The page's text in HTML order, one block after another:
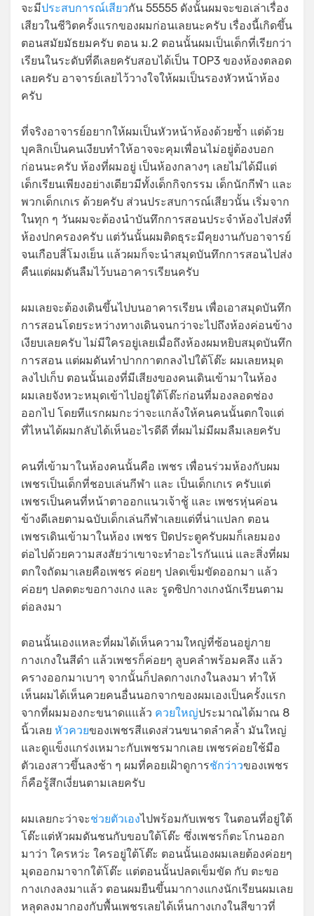
จะมีประสบการณ์เสียวกัน 55555 ดังนั้นผมจะขอเล่าเรื่อง
เสียวในชีวิตครั้งแรกของผมก่อนเลยนะครับ เรื่องนี้เกิดขึ้น
ตอนสมัยมัธยมครับ ตอน ม.2 ตอนนั้นผมเป็นเด็กที่เรียกว่า
เรียนในระดับที่ดีเลยครับสอบได้เป็น TOP3 ของห้องตลอด
เลยครับ อาจารย์เลยไว้วางใจให้ผมเป็นรองหัวหน้าห้อง
ครับ
ที่จริงอาจารย์อยากให้ผมเป็นหัวหน้าห้องด้วยซ้ำ แต่ด้วย
บุคลิกเป็นคนเงียบทำให้อาจจะคุมเพื่อนไม่อยู่ต้องบอก
ก่อนนะครับ ห้องที่ผมอยู่ เป็นห้องกลางๆ เลยไม่ได้มีแต่
เด็กเรียนเพียงอย่างเดียวมีทั้งเด็กกิจกรรม เด็กนักกีฬา และ
พวกเด็กเกเร ด้วยครับ ส่วนประสบการณ์เสียวนั้น เริ่มจาก
ในทุก ๆ วันผมจะต้องนำบันทึกการสอนประจำห้องไปส่งที่
ห้องปกครองครับ แต่วันนั้นผมติดธุระมีคุยงานกับอาจารย์
จนเกือบสี่โมงเย็น แล้วผมก็จะนำสมุดบันทึกการสอนไปส่ง
คืนแต่ผมดันลืมไว้บนอาคารเรียนครับ
ผมเลยจะต้องเดินขึ้นไปบนอาคารเรียน เพื่อเอาสมุดบันทึก
การสอนโดยระหว่างทางเดินจนกว่าจะไปถึงห้องค่อนข้าง
เงียบเลยครับ ไม่มีใครอยู่เลยเมื่อถึงห้องผมหยิบสมุดบันทึก
การสอน แต่ผมดันทำปากกาตกลงไปใต้โต๊ะ ผมเลยหมุด
ลงไปเก็บ ตอนนั้นเองที่มีเสียงของคนเดินเข้ามาในห้อง
ผมเลยจังหวะหมุดเข้าไปอยู่ใต้โต๊ะก่อนที่มองลอดช่อง
ออกไป โดยทีแรกผมกะว่าจะแกล้งให้คนคนนั้นตกใจแต่
ที่ไหนได้ผมกลับได้เห็นอะไรดีดี ที่ผมไม่มีผมลืมเลยครับ
คนที่เข้ามาในห้องคนนั้นคือ เพชร เพื่อนร่วมห้องกับผม
เพชรเป็นเด็กที่ชอบเล่นกีฬา และ เป็นเด็กเกเร ครับแต่
เพชรเป็นคนที่หน้าตาออกแนวเจ้าชู้ และ เพชรหุ่นค่อน
ข้างดีเลยตามฉบับเด็กเล่นกีฬาเลยแต่ที่น่าแปลก ตอน
เพชรเดินเข้ามาในห้อง เพชร ปิดประตูครับผมก็เลยมอง
ต่อไปด้วยความสงสัยว่าเขาจะทำอะไรกันแน่ และสิ่งที่ผม
ตกใจถัดมาเลยคือเพชร ค่อยๆ ปลดเข็มขัดออกมา แล้ว
ค่อยๆ ปลดตะขอกางเกง และ รูดซิปกางเกงนักเรียนตาม
ต่อลงมา
ตอนนั้นเองแหละที่ผมได้เห็นความใหญ่ที่ซ้อนอยู่ภาย
กางเกงในสีดำ แล้วเพชรก็ค่อยๆ ลูบคลำพร้อมคลึง แล้ว
ครางออกมาเบาๆ จากนั้นก็ปลดกางเกงในลงมา ทำให้
เห็นผมได้เห็นควยคนอื่นนอกจากของผมเองเป็นครั้งแรก
จากที่ผมมองกะขนาดแแล้ว ควยใหญ่ประมาณได้มาณ 8
นิ้วเลย หัวควยของเพชรสีแดงส่วนขนาดลำคล้ำ มันใหญ่
และดูแข็งแกร่งเหมาะกับเพชรมากเลย เพชรค่อยใช้มือ
ตัวเองสาวขึ้นลงช้า ๆ ผมที่คอยเฝ้าดูการชักว่าวของเพชร
ก็คือรู้สึกเงี่ยนตามเลยครับ
ผมเลยกะว่าจะช่วยตัวเองไปพร้อมกับเพชร ในตอนที่อยู่ใต้
โต๊ะแต่หัวผมดันชนกับขอบใต้โต๊ะ ซึ่งเพชรก็ตะโกนออก
มาว่า ใครหว่ะ ใครอยู่ใต้โต๊ะ ตอนนั้นเองผมเลยต้องค่อยๆ
มุดออกมาจากใต้โต๊ะ แต่ตอนนั้นปลดเข็มขัด กับ ตะขอ
กางเกงลงมาแล้ว ตอนผมยืนขึ้นมากางแกงนักเรียนผมเลย
หลุดลงมากองกับพื้นเพชรเลยได้เห็นกางเกงในสีขาวที่